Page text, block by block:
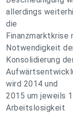
allerdings
die
Finanzmarktkrise
Notwendigkeit
Konsolidierung
wird 2014 und
2015 um jeweils
Arbeitslosigkeit